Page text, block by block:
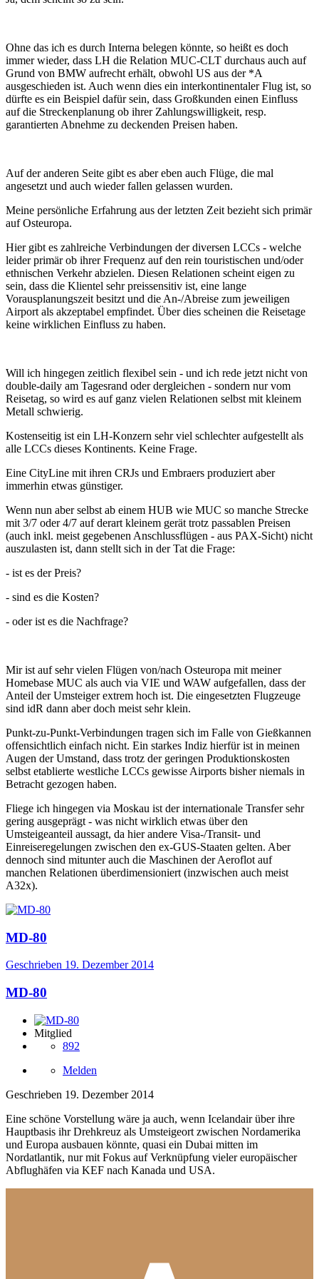
Ohne das ich es durch Interna belegen könnte, so heißt es doch
immer wieder, dass LH die Relation MUC-CLT durchaus auch auf
Grund von BMW aufrecht erhält, obwohl US aus der *A
ausgeschieden ist. Auch wenn dies ein interkontinentaler Flug ist, so
dürfte es ein Beispiel dafür sein, dass Großkunden einen Einfluss
auf die Streckenplanung ob ihrer Zahlungswilligkeit, resp.
garantierten Abnehme zu deckenden Preisen haben.
Auf der anderen Seite gibt es aber eben auch Flüge, die mal
angesetzt und auch wieder fallen gelassen wurden.
Meine persönliche Erfahrung aus der letzten Zeit bezieht sich primär
auf Osteuropa.
Hier gibt es zahlreiche Verbindungen der diversen LCCs - welche
leider primär ob ihrer Frequenz auf den rein touristischen und/oder
ethnischen Verkehr abzielen. Diesen Relationen scheint eigen zu
sein, dass die Klientel sehr preissensitiv ist, eine lange
Vorausplanungszeit besitzt und die An-/Abreise zum jeweiligen
Airport als akzeptabel empfindet. Über dies scheinen die Reisetage
keine wirklichen Einfluss zu haben.
Will ich hingegen zeitlich flexibel sein - und ich rede jetzt nicht von
double-daily am Tagesrand oder dergleichen - sondern nur vom
Reisetag, so wird es auf ganz vielen Relationen selbst mit kleinem
Metall schwierig.
Kostenseitig ist ein LH-Konzern sehr viel schlechter aufgestellt als
alle LCCs dieses Kontinents. Keine Frage.
Eine CityLine mit ihren CRJs und Embraers produziert aber
immerhin etwas günstiger.
Wenn nun aber selbst ab einem HUB wie MUC so manche Strecke
mit 3/7 oder 4/7 auf derart kleinem gerät trotz passablen Preisen
(auch inkl. meist gegebenen Anschlussflügen - aus PAX-Sicht) nicht
auszulasten ist, dann stellt sich in der Tat die Frage:
- ist es der Preis?
- sind es die Kosten?
- oder ist es die Nachfrage?
Mir ist auf sehr vielen Flügen von/nach Osteuropa mit meiner
Homebase MUC als auch via VIE und WAW aufgefallen, dass der
Anteil der Umsteiger extrem hoch ist. Die eingesetzten Flugzeuge
sind idR dann aber doch meist sehr klein.
Punkt-zu-Punkt-Verbindungen tragen sich im Falle von Gießkannen
offensichtlich einfach nicht. Ein starkes Indiz hierfür ist in meinen
Augen der Umstand, dass trotz der geringen Produktionskosten
selbst etablierte westliche LCCs gewisse Airports bisher niemals in
Betracht gezogen haben.
Fliege ich hingegen via Moskau ist der internationale Transfer sehr
gering ausgeprägt - was nicht wirklich etwas über den
Umsteigeanteil aussagt, da hier andere Visa-/Transit- und
Einreiseregelungen zwischen den ex-GUS-Staaten gelten. Aber
dennoch sind mitunter auch die Maschinen der Aeroflot auf
manchen Relationen überdimensioniert (inzwischen auch meist
A32x).
MD-80
Geschrieben 19. Dezember 2014
MD-80
Mitglied
892
Melden
Geschrieben 19. Dezember 2014
Eine schöne Vorstellung wäre ja auch, wenn Icelandair über ihre
Hauptbasis ihr Drehkreuz als Umsteigeort zwischen Nordamerika
und Europa ausbauen könnte, quasi ein Dubai mitten im
Nordatlantik, nur mit Fokus auf Verknüpfung vieler europäischer
Abflughäfen via KEF nach Kanada und USA.